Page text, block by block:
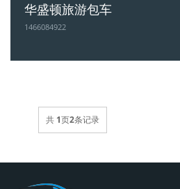
华盛顿旅游包车
1466084922
共 1页2条记录